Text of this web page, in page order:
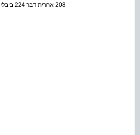
208 אחרית דבר 224 ביבליוגרפיה 231